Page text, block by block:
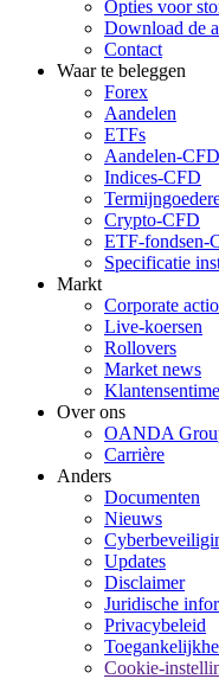
Opties voor
Download de
Contact
Waar te beleggen
Forex
Aandelen
ETFs
Aandelen-CFD
Indices-CFD
Crypto-CFD
ETF-fondsen-
Specificatie
Markt
Corporate
Live-koersen
Rollovers
Market news
Over ons
OANDA
Carrière
Anders
Documenten
Nieuws
Updates
Disclaimer
Juridische
Privacybeleid
Cookie-